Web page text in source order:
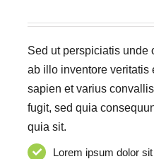
Sed ut perspiciatis unde
ab illo inventore veritatis
sapien et varius
fugit, sed quia
quia sit.
Lorem ipsum dolor